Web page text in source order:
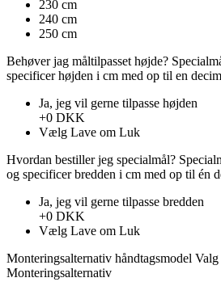
230 cm
240 cm
250 cm
Behøver jag måltilpasset højde?
specificer højden i cm med op til en
Ja, jeg vil gerne tilpasse højden
+0 DKK
Vælg Lave om Luk
Hvordan bestiller jeg specialmål?
og specificer bredden i cm med op til én
Ja, jeg vil gerne tilpasse bredden
+0 DKK
Vælg Lave om Luk
Monteringsalternativ håndtagsmodel Valg
Monteringsalternativ